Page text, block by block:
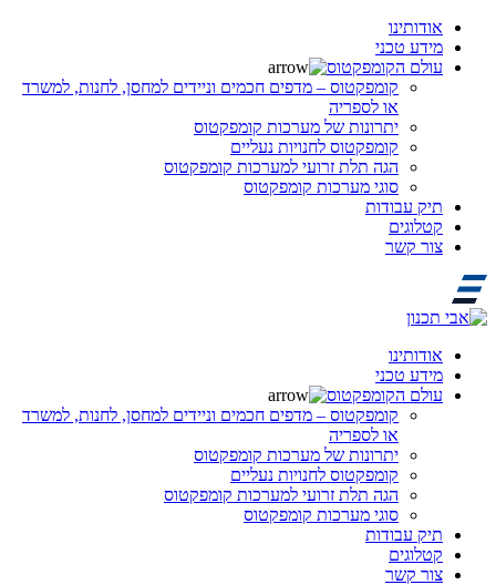
אודותינו
מידע טכני
עולם הקומפקטוס
קומפקטוס – מדפים חכמים וניידים למחסן, לחנות, למשרד
או לספריה
יתרונות של מערכות קומפקטוס
קומפקטוס לחנויות נעליים
הגה תלת זרועי למערכות קומפקטוס
סוגי מערכות קומפקטוס
תיק עבודות
קטלוגים
צור קשר
אודותינו
מידע טכני
עולם הקומפקטוס
קומפקטוס – מדפים חכמים וניידים למחסן, לחנות, למשרד
או לספריה
יתרונות של מערכות קומפקטוס
קומפקטוס לחנויות נעליים
הגה תלת זרועי למערכות קומפקטוס
סוגי מערכות קומפקטוס
תיק עבודות
קטלוגים
צור קשר